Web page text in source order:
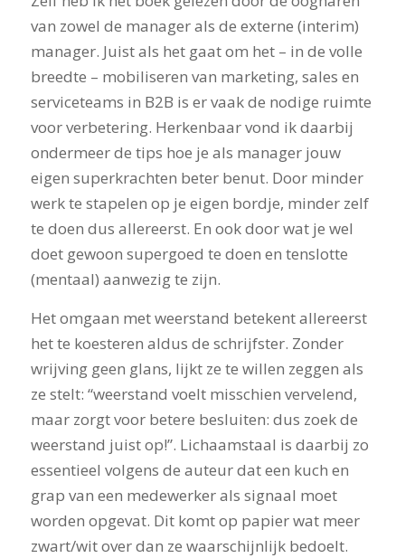
van zowel de manager als de externe (interim)
manager. Juist als het gaat om het – in de volle
breedte – mobiliseren van marketing, sales en
serviceteams in B2B is er vaak de nodige ruimte
voor verbetering. Herkenbaar vond ik daarbij
ondermeer de tips hoe je als manager jouw
eigen superkrachten beter benut. Door minder
werk te stapelen op je eigen bordje, minder zelf
te doen dus allereerst. En ook door wat je wel
doet gewoon supergoed te doen en tenslotte
(mentaal) aanwezig te zijn.
Het omgaan met weerstand betekent allereerst
het te koesteren aldus de schrijfster. Zonder
wrijving geen glans, lijkt ze te willen zeggen als
ze stelt: “weerstand voelt misschien vervelend,
maar zorgt voor betere besluiten: dus zoek de
weerstand juist op!”. Lichaamstaal is daarbij zo
essentieel volgens de auteur dat een kuch en
grap van een medewerker als signaal moet
worden opgevat. Dit komt op papier wat meer
zwart/wit over dan ze waarschijnlijk bedoelt.